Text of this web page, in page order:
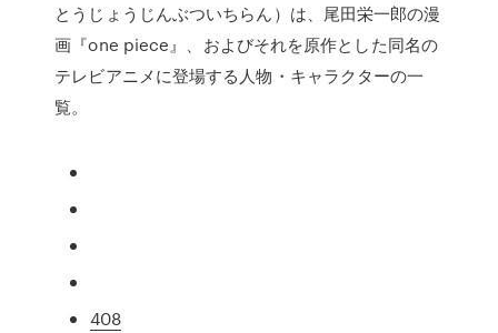
とうじょうじんぶついちらん）は、尾田栄一郎の漫
画『one piece』、およびそれを原作とした同名の
テレビアニメに登場する人物・キャラクターの一
覧。
408